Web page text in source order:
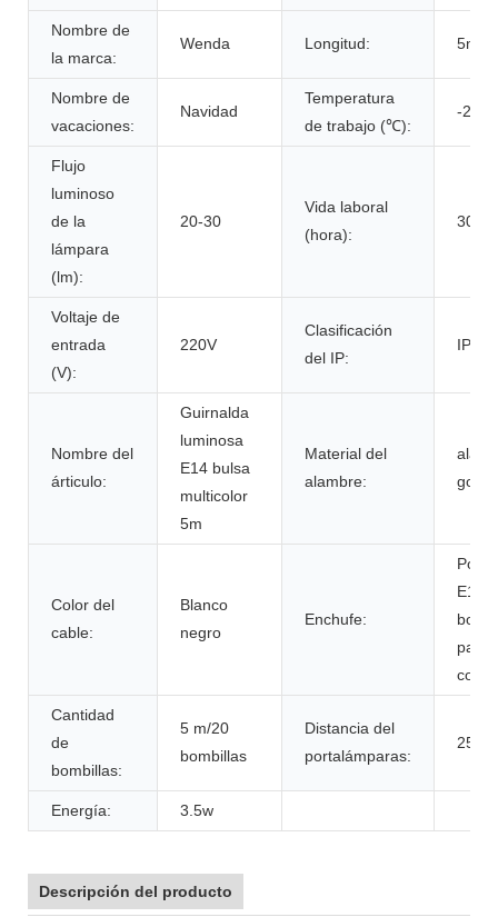
Nombre de
la marca:
Wenda Longitud: 5m
Nombre de
vacaciones:
Navidad
Temperatura
de trabajo (℃):
-20-
Flujo
luminoso
de la
lámpara
(lm):
20-30
Vida laboral
(hora):
Voltaje de
entrada
(V):
220V
Clasificación
del IP:
IP44
Nombre del
árticulo:
Guirnalda
luminosa
E14 bulsa
multicolor
5m
Material del
alambre:
goma
Color del
cable:
Blanco
negro
Enchufe:
E14
Cantidad
de
bombillas:
5 m/20
bombillas
Distancia del
portalámparas:
25cm
Energía: 3.5w
Descripción del producto